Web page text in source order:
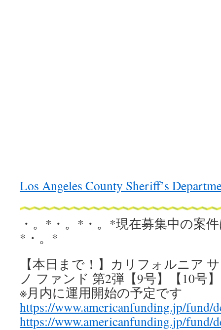
Los Angeles County Sheriff’s
・。*・。*・。*現在募集中の案
*・。*
【本日まで！】カリフォルニア
ノ ファンド 第2弾【9号】【10号】
※月内に運用開始の予定です
https://www.americanfunding.jp/fund/
https://www.americanfunding.jp/fund/